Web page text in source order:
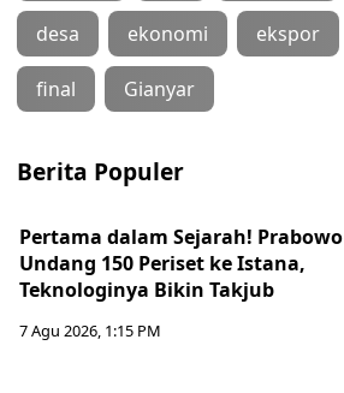
desa ekonomi ekspor
final Gianyar
Berita Populer
Pertama dalam Sejarah! Prabowo
Undang 150 Periset ke Istana,
Teknologinya Bikin Takjub
7 Agu 2026, 1:15 PM